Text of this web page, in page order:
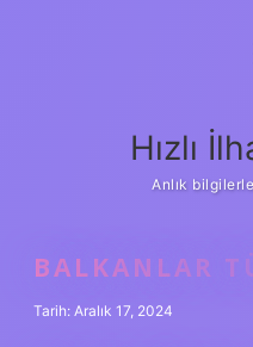
Hızlı
Anlık
BALKANLAR
Tarih: Aralık 17, 2024